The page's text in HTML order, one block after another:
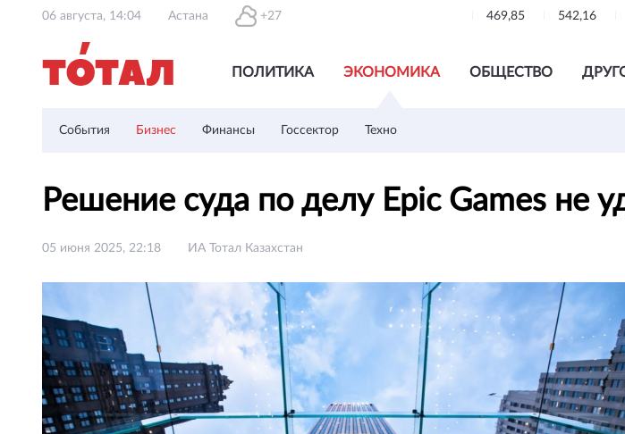
06 августа, 14:04 Астана +27 469,85 542,16
ПОЛИТИКА ЭКОНОМИКА ОБЩЕСТВО
События Бизнес Финансы Госсектор Техно
Решение суда по делу Epic Games не
05 июня 2025, 22:18 ИА Тотал Казахстан